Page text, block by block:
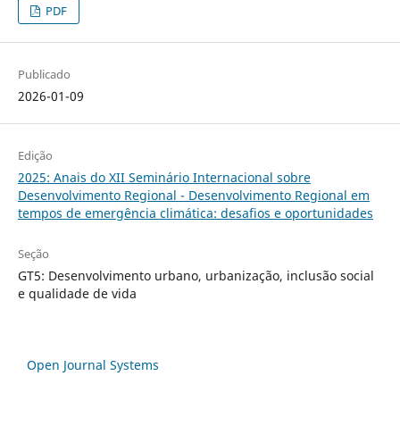
PDF
Publicado
2026-01-09
Edição
2025: Anais do XII Seminário Internacional sobre
Desenvolvimento Regional - Desenvolvimento Regional em
tempos de emergência climática: desafios e oportunidades
Seção
GT5: Desenvolvimento urbano, urbanização, inclusão social
e qualidade de vida
Open Journal Systems